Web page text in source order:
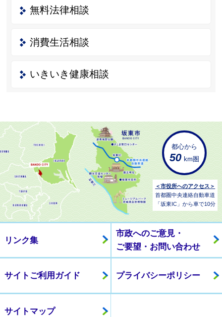
無料法律相談
消費生活相談
いきいき健康相談
都心から
50 km圏
＜市役所へのアクセス＞
首都圏中央連絡自動車道
「坂東IC」から車で10分
リンク集
市政へのご意見・
ご要望・お問い合わせ
サイトご利用ガイド プライバシーポリシー
サイトマップ